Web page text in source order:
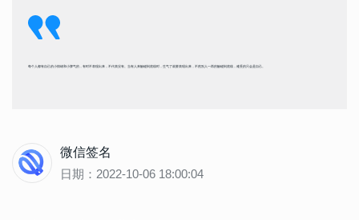
每个人都有自己的小情绪和小脾气的，有时不表现出来，不代表没有。当有人来触碰到底线时，生气了就要表现出来，不然别人一再的触碰到底线，难受的只会是自己。
微信签名
日期：2022-10-06 18:00:04